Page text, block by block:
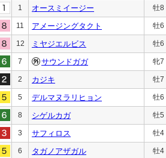
1 オースミイージー 牡8
11 アメージングタクト 牡6
12 ミヤジエルビス 牡6
7 サウンドガガ 牝7
2 カジキ 牡7
5 デルマヌラリヒョン 牡6
8 シゲルカガ 牡5
3 サフィロス 牡4
6 タガノアザガル 牡4